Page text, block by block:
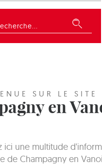
SUR LE SITE
en
ici une multitude
de Champagny en